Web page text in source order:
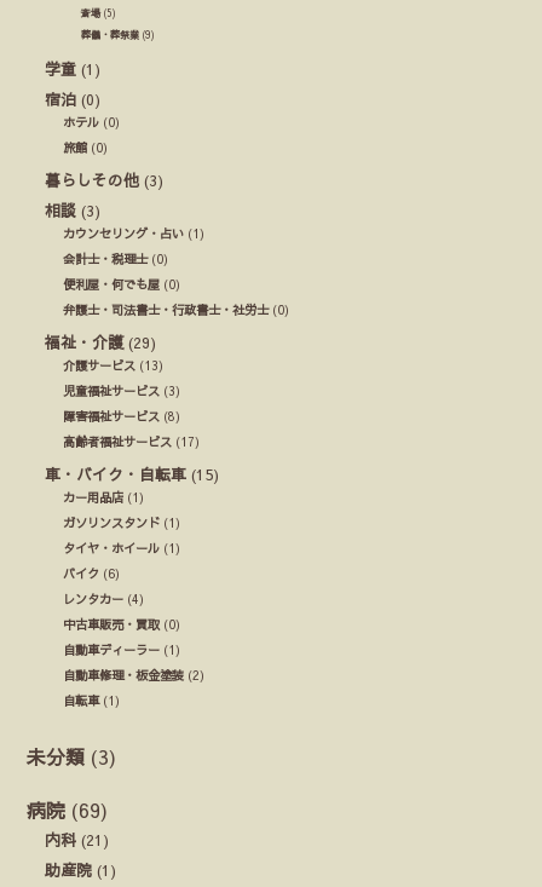
斎場(5)
葬儀・葬祭業 (9)
学童 (1)
宿泊 (0)
ホテル (0)
旅館 (0)
暮らしその他 (3)
相談 (3)
カウンセリング・占い (1)
会計士・税理士(0)
便利屋・何でも屋 (0)
弁護士・司法書士・行政書士・社労士(0)
福祉・介護(29)
介護サービス (13)
児童福祉サービス (3)
障害福祉サービス (8)
高齢者福祉サービス (17)
車・バイク・自転車 (15)
カー用品店 (1)
ガソリンスタンド (1)
タイヤ・ホイール (1)
バイク (6)
レンタカー (4)
中古車販売・買取 (0)
自動車ディーラー (1)
自動車修理・板金塗装 (2)
自転車(1)
未分類 (3)
病院 (69)
内科 (21)
助産院 (1)